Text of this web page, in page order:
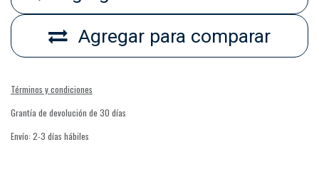
Agregar para comparar
Términos y condiciones
Grantía de devolución de 30 días
Envío: 2-3 días hábiles